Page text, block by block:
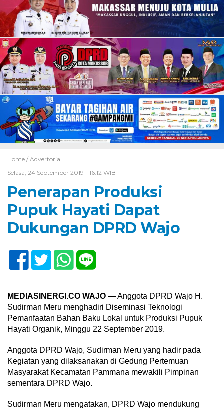
Home / Advertorial
Selasa, 24 September 2019 - 16:12 WIB
Penerapan Produksi
Pupuk Hayati Dapat
Dukungan DPRD Wajo
MEDIASINERGI.CO WAJO —Anggota DPRD Wajo H.
Sudirman Meru menghadiri Diseminasi Teknologi
Pemanfaatan Bahan Baku Lokal untuk Produksi Pupuk
Hayati Organik, Minggu 22 September 2019.
Anggota DPRD Wajo, Sudirman Meru yang hadir pada
Kegiatan yang dilaksanakan di Gedung Pertemuan
Masyarakat Kecamatan Pammana mewakili Pimpinan
sementara DPRD Wajo.
Sudirman Meru mengatakan, DPRD Wajo mendukung